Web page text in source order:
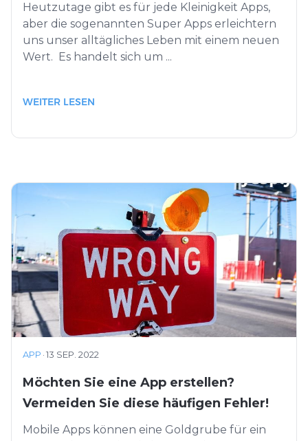
Heutzutage gibt es für jede Kleinigkeit Apps,
aber die sogenannten Super Apps erleichtern
uns unser alltägliches Leben mit einem neuen
Wert. Es handelt sich um ...
WEITER LESEN
APP ·13 SEP. 2022
Möchten Sie eine App erstellen?
Vermeiden Sie diese häufigen Fehler!
Mobile Apps können eine Goldgrube für ein